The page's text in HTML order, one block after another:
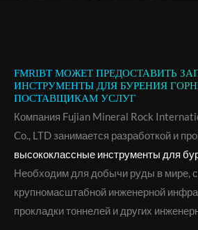
FMRIBT МОЖЕТ ПРЕДОСТАВИТЬ
ИНСТРУМЕНТЫ ДЛЯ БУРЕНИЯ
ПОСТАВЩИКАМ УСЛУГ
Компания Fujian Mineral Rock
Co., LTD занимается разработкой и
высококлассные инструменты для
Необходим для добычи руды в мире,
крупномасштабной инженерной
прокладки тоннелей и других